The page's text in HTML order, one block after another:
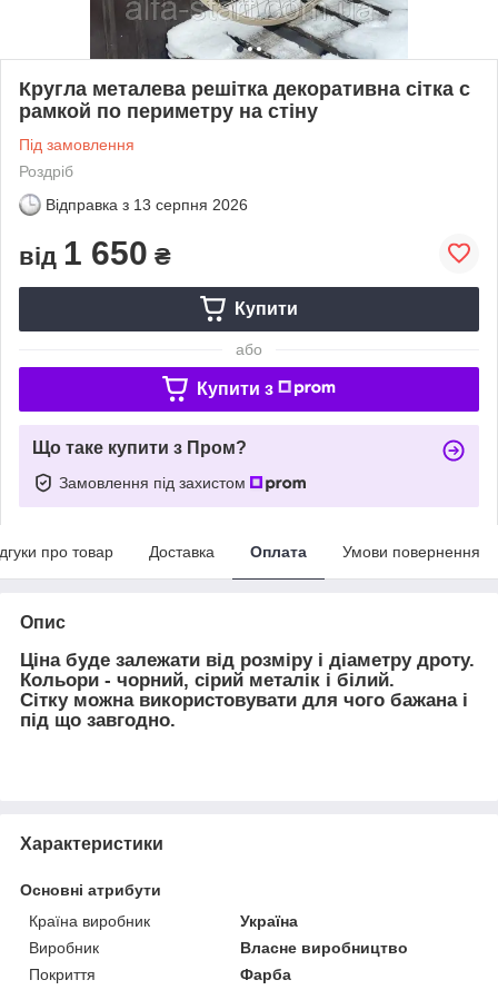
Кругла металева решітка декоративна сітка с
рамкой по периметру на стіну
Під замовлення
Роздріб
Відправка з 13 серпня 2026
від 1 650 ₴
Купити
або
Купити з
Що таке купити з Пром?
Замовлення під захистом
про товар Доставка Оплата Умови повернення
Опис
Ціна буде залежати від розміру і діаметру дроту.
Кольори - чорний, сірий металік і білий.
Сітку можна використовувати для чого бажана і
під що завгодно.
Характеристики
Основні атрибути
Країна виробник
Україна
Виробник
Власне виробництво
Покриття
Фарба